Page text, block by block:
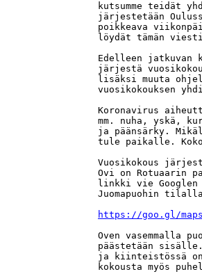
kutsumme teidät
järjestetään
poikkeava
löydät tämän
Edelleen jatkuvan
järjestä
lisäksi muuta
vuosikokouksen
Koronavirus
mm. nuha, yskä,
ja päänsärky.
tule paikalle.
Vuosikokous
Ovi on Rotuaarin
linkki vie Googlen
Juomapuohin
https://goo.gl/maps/
Oven vasemmalla
päästetään
ja kiinteistössä
kokousta myös